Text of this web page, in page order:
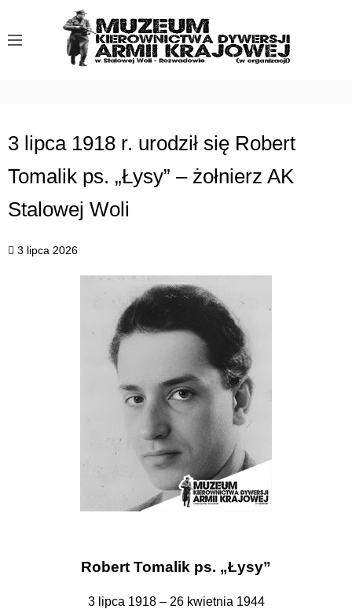
3 lipca 1918 r. urodził się Robert
Tomalik ps. „Łysy” – żołnierz AK
Stalowej Woli
3 lipca 2026
Robert Tomalik ps. „Łysy”
3 lipca 1918 – 26 kwietnia 1944